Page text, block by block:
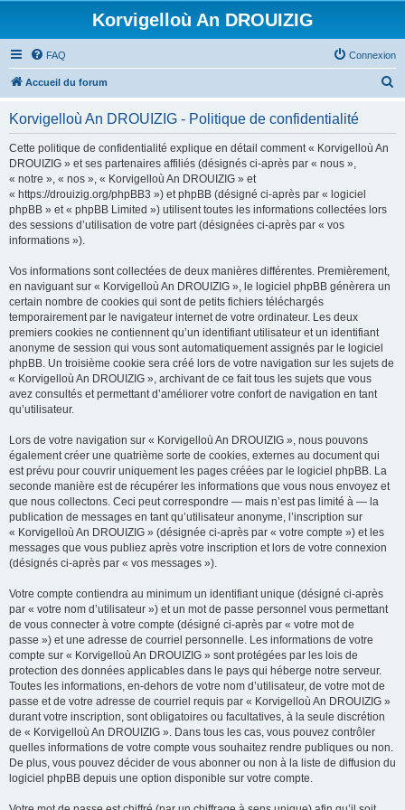
Korvigelloù An DROUIZIG
FAQ Connexion
Accueil du forum
Korvigelloù An DROUIZIG - Politique de confidentialité
Cette politique de confidentialité explique en détail comment « Korvigelloù An
DROUIZIG » et ses partenaires affiliés (désignés ci-après par « nous »,
« notre », « nos », « Korvigelloù An DROUIZIG » et
« https://drouizig.org/phpBB3 ») et phpBB (désigné ci-après par « logiciel
phpBB » et « phpBB Limited ») utilisent toutes les informations collectées lors
des sessions d’utilisation de votre part (désignées ci-après par « vos
informations »).
Vos informations sont collectées de deux manières différentes. Premièrement,
en naviguant sur « Korvigelloù An DROUIZIG », le logiciel phpBB génèrera un
certain nombre de cookies qui sont de petits fichiers téléchargés
temporairement par le navigateur internet de votre ordinateur. Les deux
premiers cookies ne contiennent qu’un identifiant utilisateur et un identifiant
anonyme de session qui vous sont automatiquement assignés par le logiciel
phpBB. Un troisième cookie sera créé lors de votre navigation sur les sujets de
« Korvigelloù An DROUIZIG », archivant de ce fait tous les sujets que vous
avez consultés et permettant d’améliorer votre confort de navigation en tant
qu’utilisateur.
Lors de votre navigation sur « Korvigelloù An DROUIZIG », nous pouvons
également créer une quatrième sorte de cookies, externes au document qui
est prévu pour couvrir uniquement les pages créées par le logiciel phpBB. La
seconde manière est de récupérer les informations que vous nous envoyez et
que nous collectons. Ceci peut correspondre — mais n’est pas limité à — la
publication de messages en tant qu’utilisateur anonyme, l’inscription sur
« Korvigelloù An DROUIZIG » (désignée ci-après par « votre compte ») et les
messages que vous publiez après votre inscription et lors de votre connexion
(désignés ci-après par « vos messages »).
Votre compte contiendra au minimum un identifiant unique (désigné ci-après
par « votre nom d’utilisateur ») et un mot de passe personnel vous permettant
de vous connecter à votre compte (désigné ci-après par « votre mot de
passe ») et une adresse de courriel personnelle. Les informations de votre
compte sur « Korvigelloù An DROUIZIG » sont protégées par les lois de
protection des données applicables dans le pays qui héberge notre serveur.
Toutes les informations, en-dehors de votre nom d’utilisateur, de votre mot de
passe et de votre adresse de courriel requis par « Korvigelloù An DROUIZIG »
durant votre inscription, sont obligatoires ou facultatives, à la seule discrétion
de « Korvigelloù An DROUIZIG ». Dans tous les cas, vous pouvez contrôler
quelles informations de votre compte vous souhaitez rendre publiques ou non.
De plus, vous pouvez décider de vous abonner ou non à la liste de diffusion du
logiciel phpBB depuis une option disponible sur votre compte.